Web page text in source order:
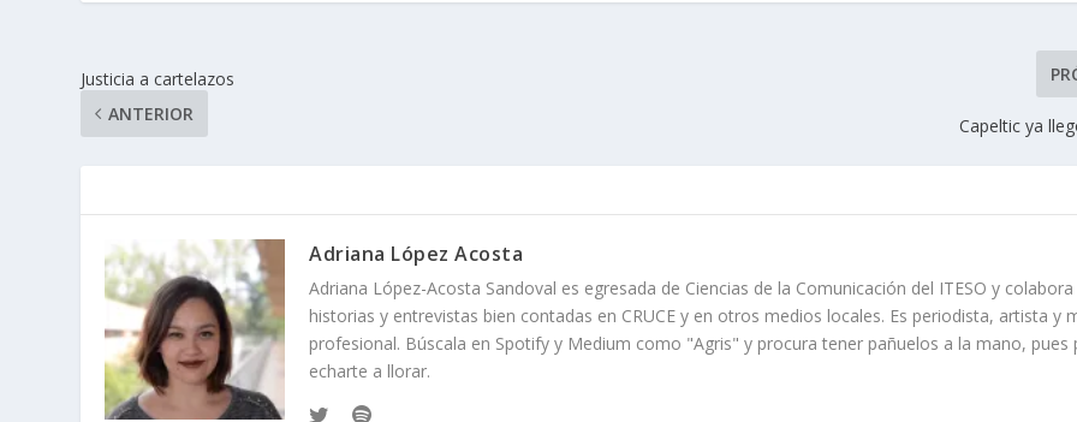
Justicia a cartelazos
ANTERIOR
Capeltic ya
Adriana López Acosta
Adriana López-Acosta Sandoval es egresada de Ciencias de la Comunicación del ITESO y
historias y entrevistas bien contadas en CRUCE y en otros medios locales. Es periodista, artista y
profesional. Búscala en Spotify y Medium como "Agris" y procura tener pañuelos a la mano, pues
echarte a llorar.